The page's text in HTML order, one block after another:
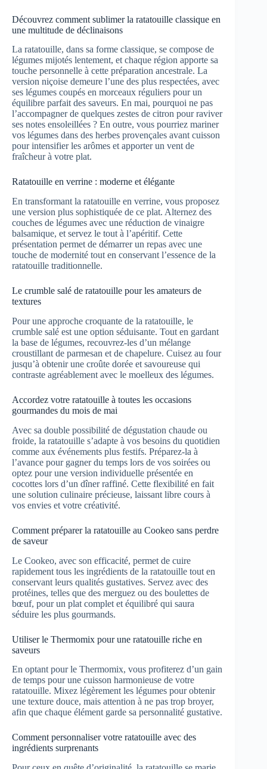
Découvrez comment sublimer la ratatouille classique en
une multitude de déclinaisons
La ratatouille, dans sa forme classique, se compose de
légumes mijotés lentement, et chaque région apporte sa
touche personnelle à cette préparation ancestrale. La
version niçoise demeure l’une des plus respectées, avec
ses légumes coupés en morceaux réguliers pour un
équilibre parfait des saveurs. En mai, pourquoi ne pas
l’accompagner de quelques zestes de citron pour raviver
ses notes ensoleillées ? En outre, vous pourriez mariner
vos légumes dans des herbes provençales avant cuisson
pour intensifier les arômes et apporter un vent de
fraîcheur à votre plat.
Ratatouille en verrine : moderne et élégante
En transformant la ratatouille en verrine, vous proposez
une version plus sophistiquée de ce plat. Alternez des
couches de légumes avec une réduction de vinaigre
balsamique, et servez le tout à l’apéritif. Cette
présentation permet de démarrer un repas avec une
touche de modernité tout en conservant l’essence de la
ratatouille traditionnelle.
Le crumble salé de ratatouille pour les amateurs de
textures
Pour une approche croquante de la ratatouille, le
crumble salé est une option séduisante. Tout en gardant
la base de légumes, recouvrez-les d’un mélange
croustillant de parmesan et de chapelure. Cuisez au four
jusqu’à obtenir une croûte dorée et savoureuse qui
contraste agréablement avec le moelleux des légumes.
Accordez votre ratatouille à toutes les occasions
gourmandes du mois de mai
Avec sa double possibilité de dégustation chaude ou
froide, la ratatouille s’adapte à vos besoins du quotidien
comme aux événements plus festifs. Préparez-la à
l’avance pour gagner du temps lors de vos soirées ou
optez pour une version individuelle présentée en
cocottes lors d’un dîner raffiné. Cette flexibilité en fait
une solution culinaire précieuse, laissant libre cours à
vos envies et votre créativité.
Comment préparer la ratatouille au Cookeo sans perdre
de saveur
Le Cookeo, avec son efficacité, permet de cuire
rapidement tous les ingrédients de la ratatouille tout en
conservant leurs qualités gustatives. Servez avec des
protéines, telles que des merguez ou des boulettes de
bœuf, pour un plat complet et équilibré qui saura
séduire les plus gourmands.
Utiliser le Thermomix pour une ratatouille riche en
saveurs
En optant pour le Thermomix, vous profiterez d’un gain
de temps pour une cuisson harmonieuse de votre
ratatouille. Mixez légèrement les légumes pour obtenir
une texture douce, mais attention à ne pas trop broyer,
afin que chaque élément garde sa personnalité gustative.
Comment personnaliser votre ratatouille avec des
ingrédients surprenants